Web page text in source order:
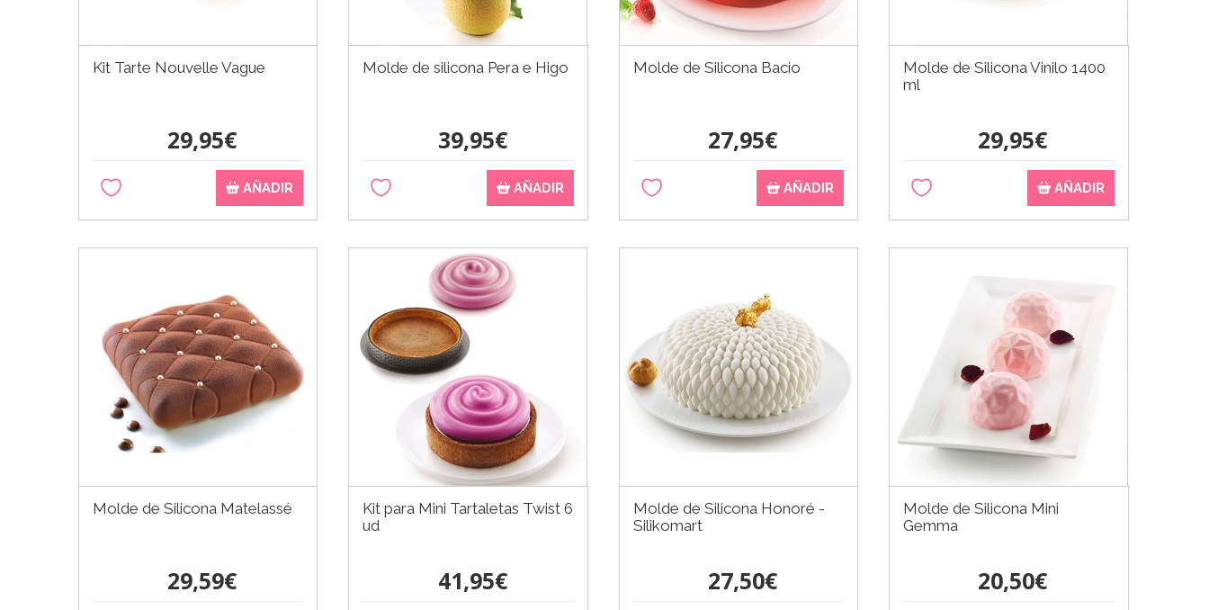
Kit Tarte Nouvelle Vague
29,95€
AÑADIR
Molde de silicona Pera e Higo
39,95€
AÑADIR
Molde de Silicona Bacio
27,95€
AÑADIR
Molde de Silicona Vinilo 1400
ml
29,95€
AÑADIR
Molde de Silicona Matelassé
29,59€
Kit para Mini Tartaletas Twist 6
ud
41,95€
Molde de Silicona Honoré -
Silikomart
27,50€
Molde de Silicona Mini
Gemma
20,50€